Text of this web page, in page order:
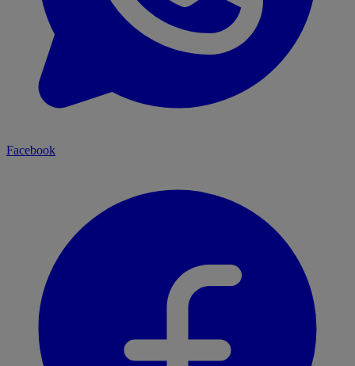
Facebook